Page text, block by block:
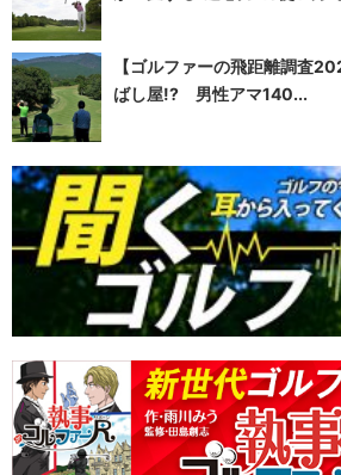
【ゴルファーの飛距離調査
ばし屋!? 男性アマ140...